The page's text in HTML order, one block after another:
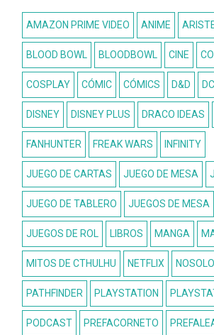
AMAZON PRIME VIDEO ANIME
BLOOD BOWL BLOODBOWL CINE
COSPLAY CÓMIC CÓMICS D&D DC
DISNEY DISNEY PLUS DRACO IDEAS
FANHUNTER FREAK WARS INFINITY
JUEGO DE CARTAS JUEGO DE MESA
JUEGO DE TABLERO JUEGOS DE MESA
JUEGOS DE ROL LIBROS MANGA
MITOS DE CTHULHU NETFLIX
PATHFINDER PLAYSTATION
PODCAST PREFACORNETO